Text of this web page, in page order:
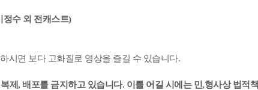
수 외 전캐스트)
시면 보다 고화질로 영상을 즐길 수 있습니다.
제, 배포를 금지하고 있습니다. 이를 어길 시에는 민,형사상 법적책